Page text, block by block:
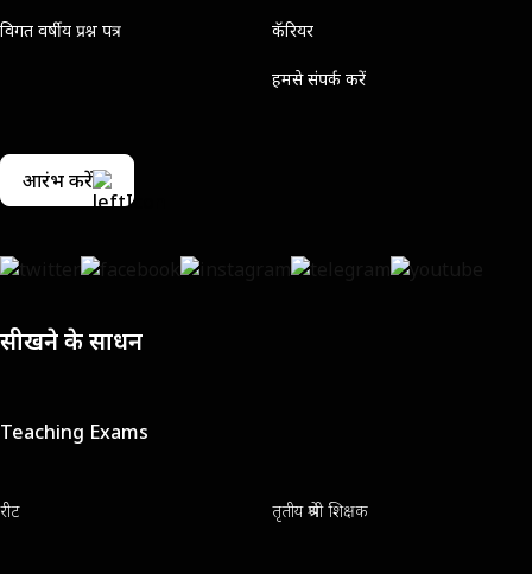
विगत वर्षीय प्रश्न पत्र कॅरियर
हमसे संपर्क करें
आरंभ करें
सीखने के साधन
Teaching Exams
रीट तृतीय श्रेणी शिक्षक